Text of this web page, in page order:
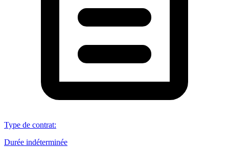
Type de contrat:
Durée indéterminée